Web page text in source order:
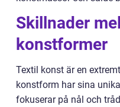
Skillnader
konstformer
Textil konst är en
konstform har sina
fokuserar på nål och